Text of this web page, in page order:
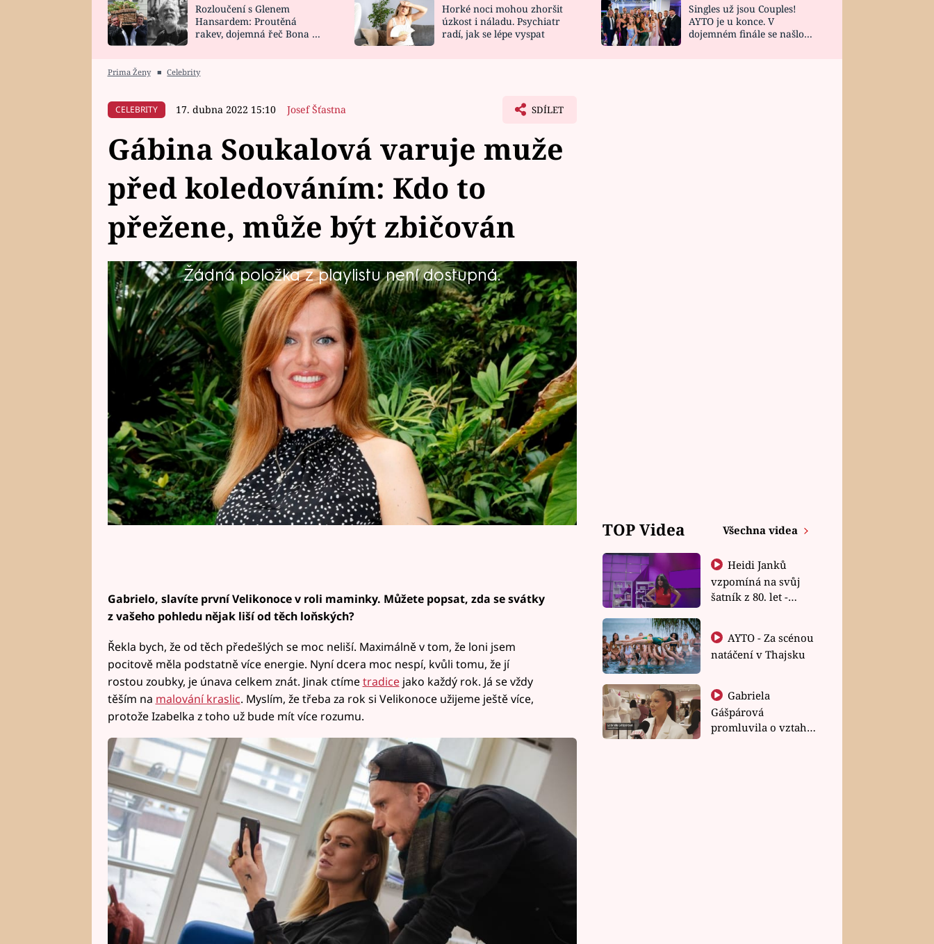
HOROSKOP NA
CELEBRITY
VAŘENÍ
NOVINKY
VIDEORECEPTY
ZAHRADA
DESIGN
Rozloučení s Glenem
Hansardem: Proutěná
rakev, dojemná řeč Bona a
Horké noci mohou zhoršit
úzkost i náladu. Psychiatr
radí, jak se lépe vyspat
Singles už jsou Couples!
AYTO je u konce. V
dojemném finále se našlo
Prima Ženy ■ Celebrity
CELEBRITY 17. dubna 2022 15:10 Josef Šťastna SDÍLET
Gábina Soukalová varuje muže
před koledováním: Kdo to
přežene, může být zbičován
Žádná položka z playlistu není dostupná.
Moderátorka a bývalá vynikající biatlonistka Gabriela Soukalová (32)
slaví první Velikonoce ve třech, svátky si užívá s partnerem Milošem
Kadeřábkem a dcerou Izabelkou. Pro Prima Ženy řekla, co to pro ni
znamená a jak jarní svátky prožívá.
Gabrielo, slavíte první Velikonoce v roli maminky. Můžete popsat, zda se svátky
z vašeho pohledu nějak liší od těch loňských?
Řekla bych, že od těch předešlých se moc neliší. Maximálně v tom, že loni jsem
pocitově měla podstatně více energie. Nyní dcera moc nespí, kvůli tomu, že jí
rostou zoubky, je únava celkem znát. Jinak ctímetradicejako každý rok. Já se vždy
těším na malování kraslic. Myslím, že třeba za rok si Velikonoce užijeme ještě více,
protože Izabelka z toho už bude mít více rozumu.
TOP Videa Všechna videa
Heidi Janků
vzpomíná na svůj
šatník z 80. let -
natáčení v Thajsku
Gabriela
Gášpárová
promluvila o vztahu